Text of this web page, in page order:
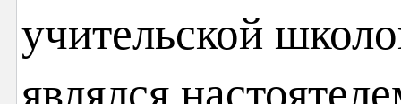
учительской
являлся